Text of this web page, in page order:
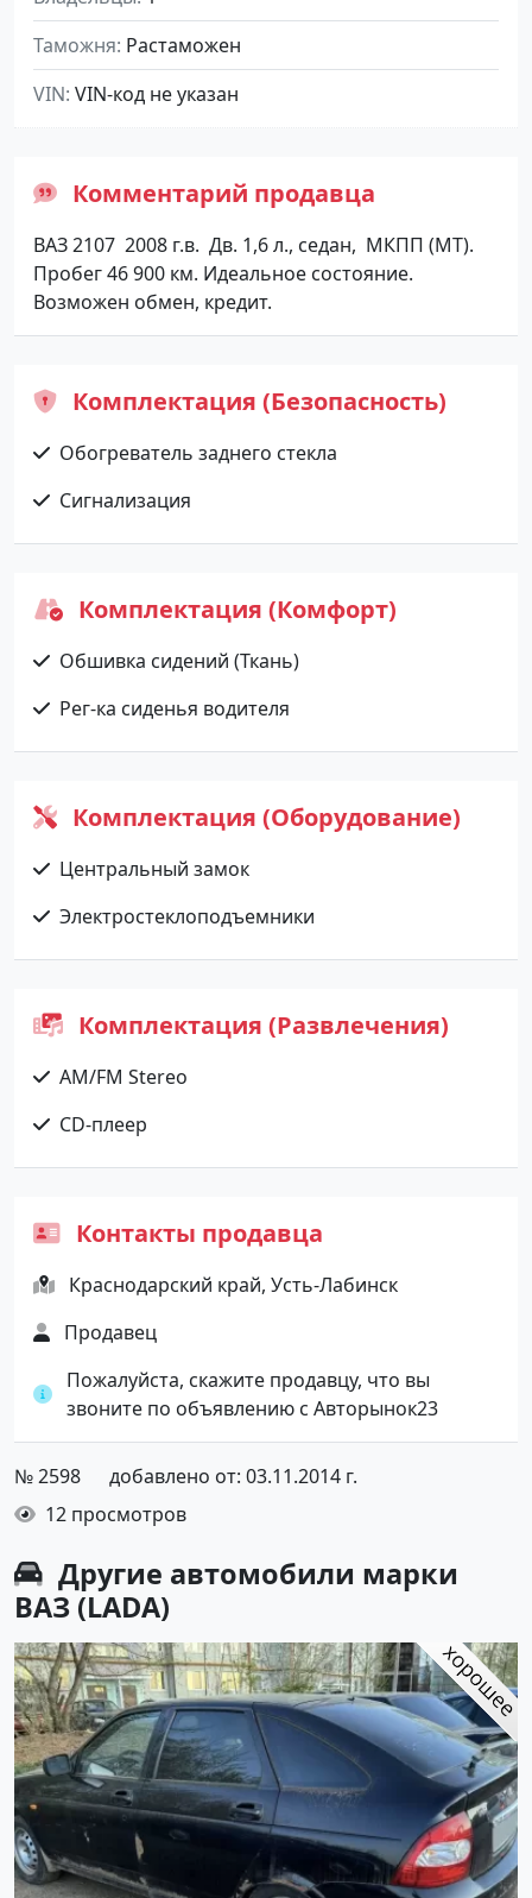
Таможня Растаможен
VIN VIN-код не указан
Комментарий продавца
ВАЗ 2107 2008 г.в. Дв. 1,6 л., седан, МКПП (МТ).
Пробег 46 900 км. Идеальное состояние.
Возможен обмен, кредит.
Комплектация (Безопасность)
Обогреватель заднего стекла
Сигнализация
Комплектация (Комфорт)
Обшивка сидений (Ткань)
Рег-ка сиденья водителя
Комплектация (Оборудование)
Центральный замок
Электростеклоподъемники
Комплектация (Развлечения)
AM/FM Stereo
CD-плеер
Контакты продавца
Краснодарский край, Усть-Лабинск
Продавец
Пожалуйста, скажите продавцу, что вы
звоните по объявлению с Авторынок23
№ 2598
добавлено от: 03.11.2014 г.
12 просмотров
Другие автомобили марки
ВАЗ (LADA)